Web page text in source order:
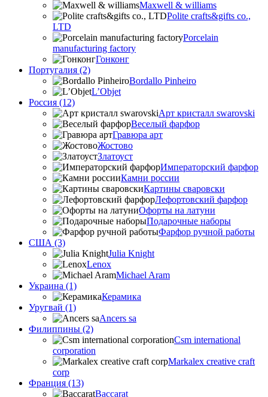
Maxwell & williams
Polite crafts&gifts co.,
LTD
Porcelain
manufacturing factory
Гонконг
Португалия (2)
Bordallo Pinheiro
L’Objet
Россия (12)
Арт кристалл swarovski
Веселый фарфор
Гравюра арт
Жостово
Златоуст
Императорский фарфор
Камни россии
Картины сваровски
Лефортовский фарфор
Офорты на латуни
Подарочные наборы
Фарфор ручной работы
США (3)
Julia Knight
Lenox
Michael Aram
Украина (1)
Керамика
Уругвай (1)
Ancers sa
Филиппины (2)
Csm international
corporation
Markalex creative craft
corp
Франция (13)
Baccarat